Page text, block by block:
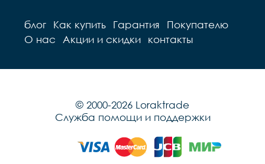
блог Как купить Гарантия
Покупателю
О нас
Акции и скидки контакты
© 2000-2026 Loraktrade
Служба помощи и поддержки